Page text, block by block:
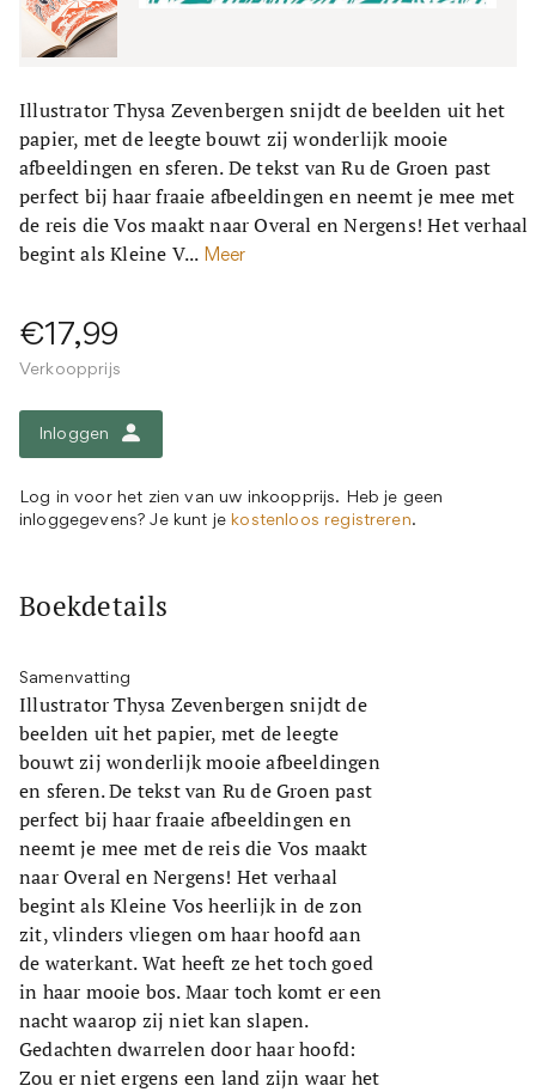
Illustrator Thysa Zevenbergen snijdt de beelden uit het
papier, met de leegte bouwt zij wonderlijk mooie
afbeeldingen en sferen. De tekst van Ru de Groen past
perfect bij haar fraaie afbeeldingen en neemt je mee met
de reis die Vos maakt naar Overal en Nergens! Het verhaal
begint als Kleine V... Meer
€17,99
Verkoopprijs
Inloggen
Log in voor het zien van uw inkoopprijs. Heb je geen
inloggegevens? Je kunt je kostenloos registreren.
Boekdetails
Samenvatting
Illustrator Thysa Zevenbergen snijdt de
beelden uit het papier, met de leegte
bouwt zij wonderlijk mooie afbeeldingen
en sferen. De tekst van Ru de Groen past
perfect bij haar fraaie afbeeldingen en
neemt je mee met de reis die Vos maakt
naar Overal en Nergens! Het verhaal
begint als Kleine Vos heerlijk in de zon
zit, vlinders vliegen om haar hoofd aan
de waterkant. Wat heeft ze het toch goed
in haar mooie bos. Maar toch komt er een
nacht waarop zij niet kan slapen.
Gedachten dwarrelen door haar hoofd:
Zou er niet ergens een land zijn waar het